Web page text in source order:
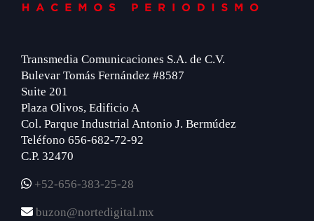
Transmedia Comunicaciones S.A. de C.V.
Bulevar Tomás Fernández #8587
Suite 201
Plaza Olivos, Edificio A
Col. Parque Industrial Antonio J. Bermúdez
Teléfono 656-682-72-92
C.P. 32470
+52-656-383-25-28
buzon@nortedigital.mx